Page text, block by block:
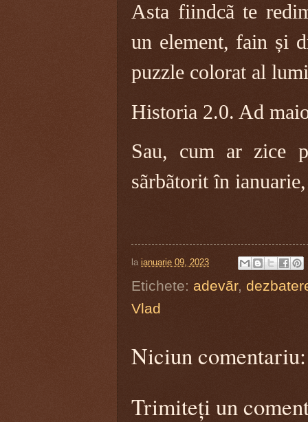
Asta fiindcã te
un element, fain și
puzzle colorat al
Historia 2.0. Ad
Sau, cum ar zice
sãrbãtorit în
la ianuarie 09, 2023
Etichete: adevãr,
Vlad
Niciun comentariu:
Trimiteți un